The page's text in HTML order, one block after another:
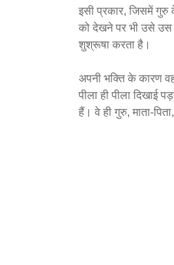
इसी प्रकार, जिसमें गुरु
को देखने पर भी उसे उस
शुश्रूषा करता है।
अपनी भक्ति के कारण
पीला ही पीला दिखाई
हैं। वे ही गुरु, माता-